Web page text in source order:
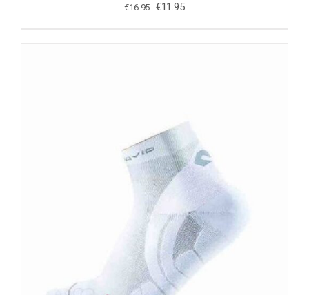
€16.95 Oorspronkelijke
€11.95Huidige